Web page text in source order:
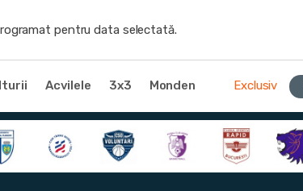
pentru data selectată.
Acvilele 3x3 Monden Exclusiv